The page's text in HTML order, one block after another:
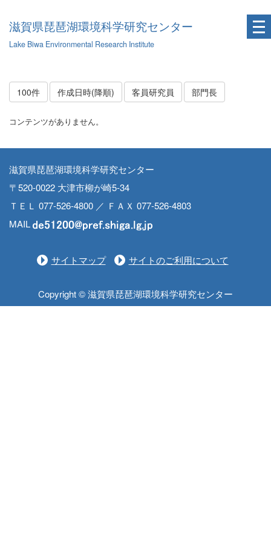
滋賀県琵琶湖環境科学研究センター
Lake Biwa Environmental Research Institute
100件 作成日時(降順) 客員研究員 部門長
コンテンツがありません。
滋賀県琵琶湖環境科学研究センター
〒520-0022 大津市柳が崎5-34
ＴＥＬ 077-526-4800 ／ ＦＡＸ 077-526-4803
MAIL
サイトマップ サイトのご利用について
Copyright © 滋賀県琵琶湖環境科学研究センター